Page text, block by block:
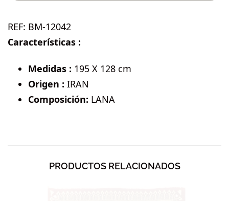
REF: BM-12042
Características :
Medidas : 195 X 128 cm
Origen : IRAN
Composición: LANA
PRODUCTOS RELACIONADOS